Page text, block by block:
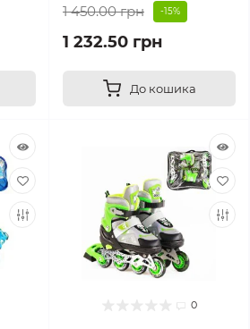
1 450.00 грн -15%
1 232.50 грн
До кошика
0